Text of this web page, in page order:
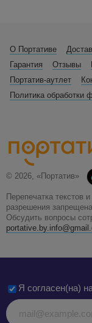
О Портативе
Гарантия
Отзывы
Портатив-аутлет
Политика обработки
© 2026, «Портатив»
Перепечатка текстов
разрешения
Обсудить вопросы
Я согласен(на)